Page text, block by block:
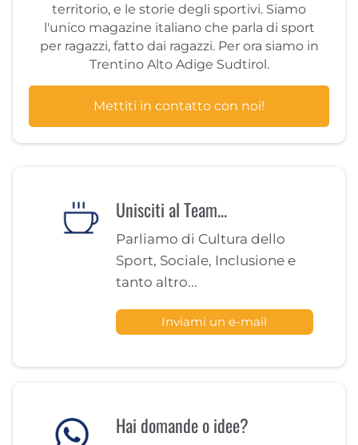
territorio, e le storie degli sportivi. Siamo
l'unico magazine italiano che parla di sport
per ragazzi, fatto dai ragazzi. Per ora siamo in
Trentino Alto Adige Sudtirol.
Mettiti in contatto con noi!
Unisciti al Team...
Parliamo di Cultura dello
Sport, Sociale, Inclusione e
tanto altro...
Inviami un e-mail
Hai domande o idee?